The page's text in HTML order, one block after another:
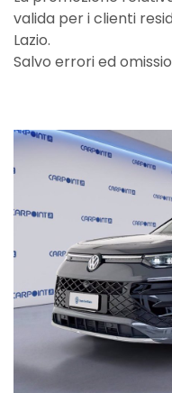
valida per i clienti
Lazio.
Salvo errori ed